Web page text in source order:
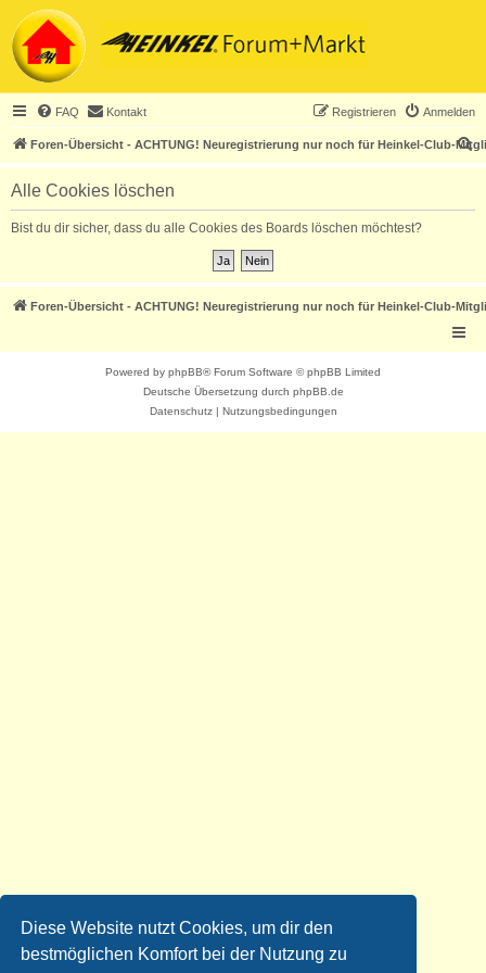
Diese Website nutzt Cookies, um dir den
bestmöglichen Komfort bei der Nutzung zu
FAQ Kontakt Anmelden
Registrieren
Foren-Übersicht - ACHTUNG! Neuregistrierung nur noch für Heinkel-Club-
S
u
Alle Cookies löschen
Bist du dir sicher, dass du alle Cookies des Boards löschen möchtest?
Foren-Übersicht - ACHTUNG! Neuregistrierung nur noch für Heinkel-Club-
Powered by phpBB® Forum Software © phpBB Limited
Deutsche Übersetzung durch phpBB.de
Datenschutz| Nutzungsbedingungen